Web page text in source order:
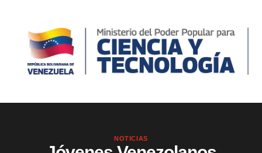
NOTICIAS